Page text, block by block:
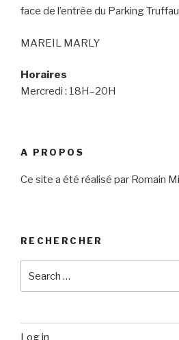
face de l’entrée du Parking
MAREIL MARLY
Horaires
Mercredi : 18H–20H
A PROPOS
Ce site a été réalisé par Romain
RECHERCHER
for:
Log in